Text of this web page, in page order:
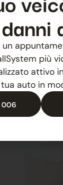
danni
un
più
attivo
auto in